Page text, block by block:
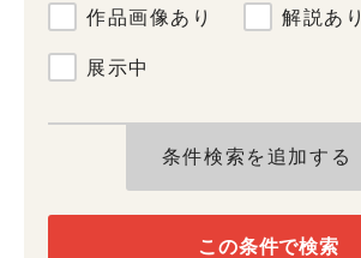
作品画像あり
解説あり
展示中
条件検索を追加する
この条件で検索